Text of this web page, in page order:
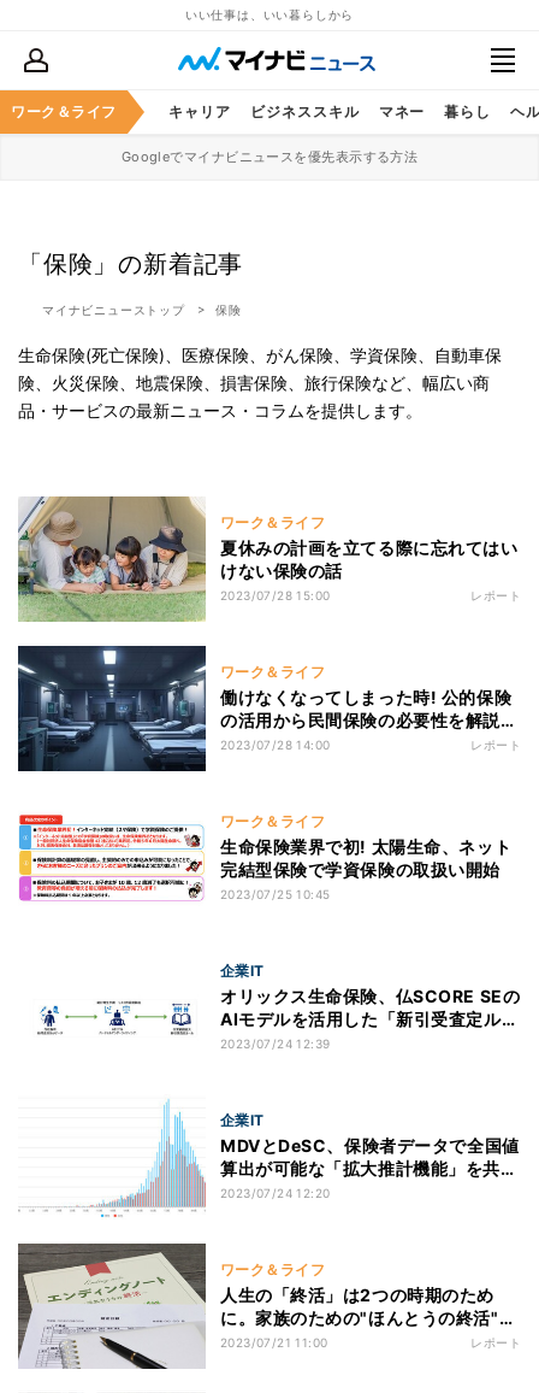
いい仕事は、いい暮らしから
ワーク＆ライフ キャリア ビジネススキル マネー 暮らし ヘ
Googleでマイナビニュースを優先表示する方法
「保険」の新着記事
マイナビニューストップ 保険
生命保険(死亡保険)、医療保険、がん保険、学資保険、自動車保
険、火災保険、地震保険、損害保険、旅行保険など、幅広い商
品・サービスの最新ニュース・コラムを提供します。
ワーク＆ライフ
夏休みの計画を立てる際に忘れてはい
けない保険の話
2023/07/28 15:00 レポート
ワーク＆ライフ
働けなくなってしまった時! 公的保険
の活用から民間保険の必要性を解説し
ます
2023/07/28 14:00 レポート
ワーク＆ライフ
生命保険業界で初! 太陽生命、ネット
完結型保険で学資保険の取扱い開始
2023/07/25 10:45
企業IT
オリックス生命保険、仏SCORE SEの
AIモデルを活用した「新引受査定ルー
ル」に着手
2023/07/24 12:39
企業IT
MDVとDeSC、保険者データで全国値
算出が可能な「拡大推計機能」を共同
開発
2023/07/24 12:20
ワーク＆ライフ
人生の「終活」は2つの時期のため
に。家族のための"ほんとうの終活"と
は
2023/07/21 11:00 レポート